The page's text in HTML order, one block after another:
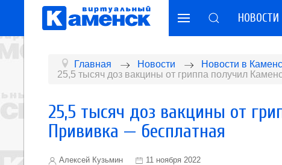
НОВОСТИ
Главная Новости
Новости в
25,5 тысяч доз вакцины от гриппа получил
25,5 тысяч доз вакцины от
Прививка — бесплатная
Алексей Кузьмин 11 ноября 2022